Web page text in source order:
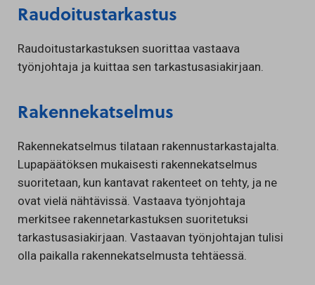
Raudoitustarkastus
Raudoitustarkastuksen suorittaa vastaava
työnjohtaja ja kuittaa sen tarkastusasiakirjaan.
Rakennekatselmus
Rakennekatselmus tilataan rakennustarkastajalta.
Lupapäätöksen mukaisesti rakennekatselmus
suoritetaan, kun kantavat rakenteet on tehty, ja ne
ovat vielä nähtävissä. Vastaava työnjohtaja
merkitsee rakennetarkastuksen suoritetuksi
tarkastusasiakirjaan. Vastaavan työnjohtajan tulisi
olla paikalla rakennekatselmusta tehtäessä.